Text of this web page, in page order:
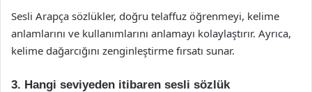
Sesli Arapça sözlükler, doğru telaffuz öğrenmeyi, kelime
anlamlarını ve kullanımlarını anlamayı kolaylaştırır. Ayrıca,
kelime dağarcığını zenginleştirme fırsatı sunar.
3. Hangi seviyeden itibaren sesli sözlük